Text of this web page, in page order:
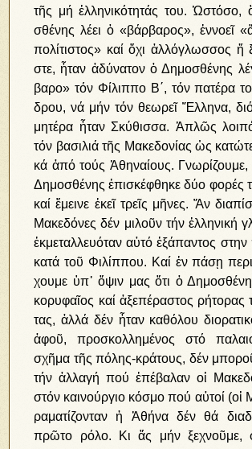
τῆς μή ἑλ­λη­νι­κό­τη­τάς του.
σθέ­νης λέ­ει ὁ «βάρ­βα­ρος», ἐν­νο­εῖ
πο­λί­τι­στος» καί ὄ­χι ἀλ­λό­γλωσ­σος
στε, ἦ­ταν ἀ­δύ­να­τον ὁ Δη­μο­σθέ­νης
βα­ρο» τόν Φί­λιπ­πο Β΄, τόν πα­τέ­ρα
δρου, νά μήν τόν θε­ω­ρεῖ Ἕλ­λη­να,
μη­τέ­ρα ἦ­ταν Σκύ­θισ­σα. Ἁ­πλῶς
τόν βα­σι­λιά τῆς Μα­κε­δο­νί­ας ὡς
κά ἀ­πό τούς Ἀ­θη­ναί­ους. Γνωρίζουμε,
Δημοσθένης ἐπισκέφθηκε δύο φορές
καί ἔμεινε ἐκεῖ τρεῖς μῆνες. Ἄν
Μακεδόνες δέν μιλοῦν τήν ἑλληνική
ἐκμεταλλευόταν αὐτό ἐξάπαντος στην
κατά τοῦ Φιλίππου. Καί ἐν πά­σῃ
χου­με ὑπ᾿ ὄ­ψιν μας ὅ­τι ὁ
κο­ρυ­φαῖ­ος καί ἀ­ξε­πέ­ρα­στος ρή­το­ρας
τας, ἀλ­λά δέν ἦταν καθόλου
ἀφοῦ, προ­σκολ­λη­μέ­νος στό
σχῆ­μα τῆς πό­λης-κρά­τους, δέν
τήν ἀλ­λα­γή πού ἐ­πέ­βα­λαν οἱ
στόν και­νού­ργιο κό­σμο πού αὐ­τοί
ρα­μα­τί­ζον­ταν ἡ Ἀ­θή­να δέν θά
πρῶ­το ρό­λο. Κι ἄς μήν ξεχνοῦμε,